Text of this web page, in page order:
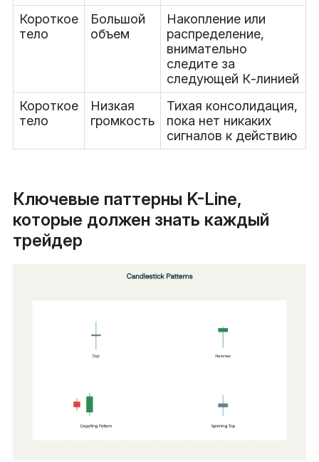
Короткое
тело
Большой
объем
Накопление или
распределение,
внимательно
следите за
следующей К-линией
Короткое
тело
Низкая
громкость
Тихая консолидация,
пока нет никаких
сигналов к действию
Ключевые паттерны K-Line,
которые должен знать каждый
трейдер